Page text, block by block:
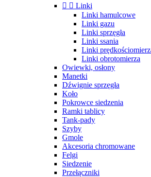
  Linki
Linki hamulcowe
Linki gazu
Linki sprzęgła
Linki ssania
Linki
Linki obrotomierza
Owiewki, osłony
Manetki
Dźwignie sprzęgła
Koło
Pokrowce siedzenia
Ramki tablicy
Tank-pady
Szyby
Gmole
Akcesoria chromowane
Felgi
Siedzenie
Przełączniki